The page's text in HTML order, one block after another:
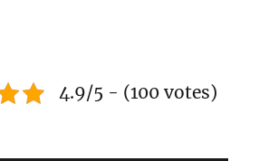
4.9/5 - (100 votes)